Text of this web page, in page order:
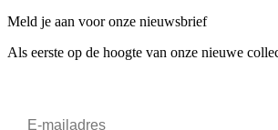
Meld je aan voor onze nieuwsbrief
Als eerste op de hoogte van onze nieuwe